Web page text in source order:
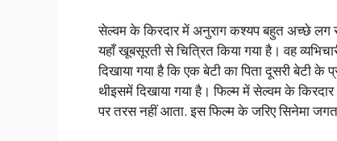
सेल्वम के किरदार में अनुराग कश्यप बहुत अच्छे लग
यहाँ खूबसूरती से चित्रित किया गया है। वह
दिखाया गया है कि एक बेटी का पिता दूसरी बेटी के
थीइसमें दिखाया गया है। फिल्म में सेल्वम के
पर तरस नहीं आता. इस फिल्म के जरिए सिनेमा